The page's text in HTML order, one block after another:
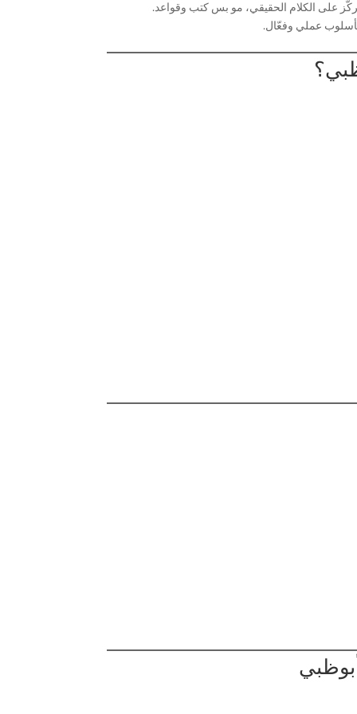
على الكلام الحقيقي، مو بس كتب وقواعد.
عملي وفعّال.